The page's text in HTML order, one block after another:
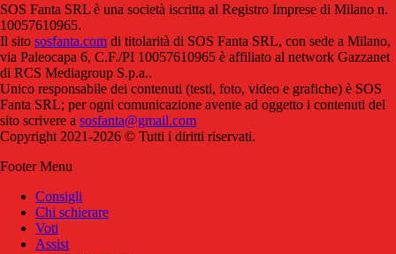
SOS Fanta SRL è una società iscritta al Registro Imprese di Milano n.
10057610965.
Il sito sosfanta.com di titolarità di SOS Fanta SRL, con sede a Milano,
via Paleocapa 6, C.F./PI 10057610965 è affiliato al network Gazzanet
di RCS Mediagroup S.p.a..
Unico responsabile dei contenuti (testi, foto, video e grafiche) è SOS
Fanta SRL; per ogni comunicazione avente ad oggetto i contenuti del
sito scrivere a sosfanta@gmail.com
Copyright 2021-2026 © Tutti i diritti riservati.
Footer Menu
Consigli
Chi schierare
Voti
Assist